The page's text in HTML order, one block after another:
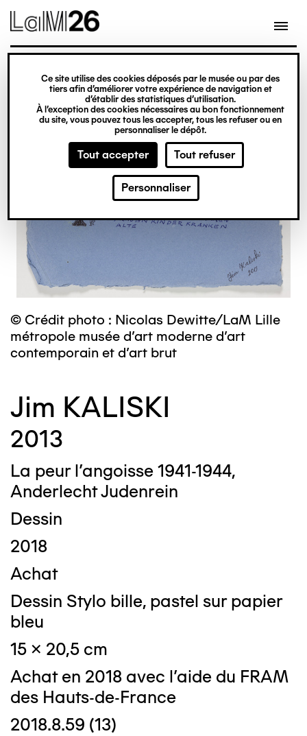
Gestion des cookies
Ce site utilise des cookies déposés par le musée ou par des
tiers afin d’améliorer votre expérience de navigation et
d’établir des statistiques d’utilisation.
À l’exception des cookies nécessaires au bon fonctionnement
du site, vous pouvez tous les accepter, tous les refuser ou en
personnaliser le dépôt.
Tout accepter Tout refuser
Personnaliser
contenu
© Crédit photo : Nicolas Dewitte/LaM Lille
métropole musée d’art moderne d’art
contemporain et d’art brut
Jim KALISKI
2013
La peur l’angoisse 1941-1944,
Anderlecht Judenrein
Dessin
2018
Achat
Dessin Stylo bille, pastel sur papier
bleu
15 x 20,5 cm
Achat en 2018 avec l'aide du FRAM
des Hauts-de-France
2018.8.59 (13)